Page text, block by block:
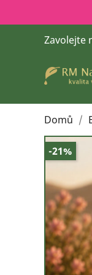
Zavolejte
Domů
-21%